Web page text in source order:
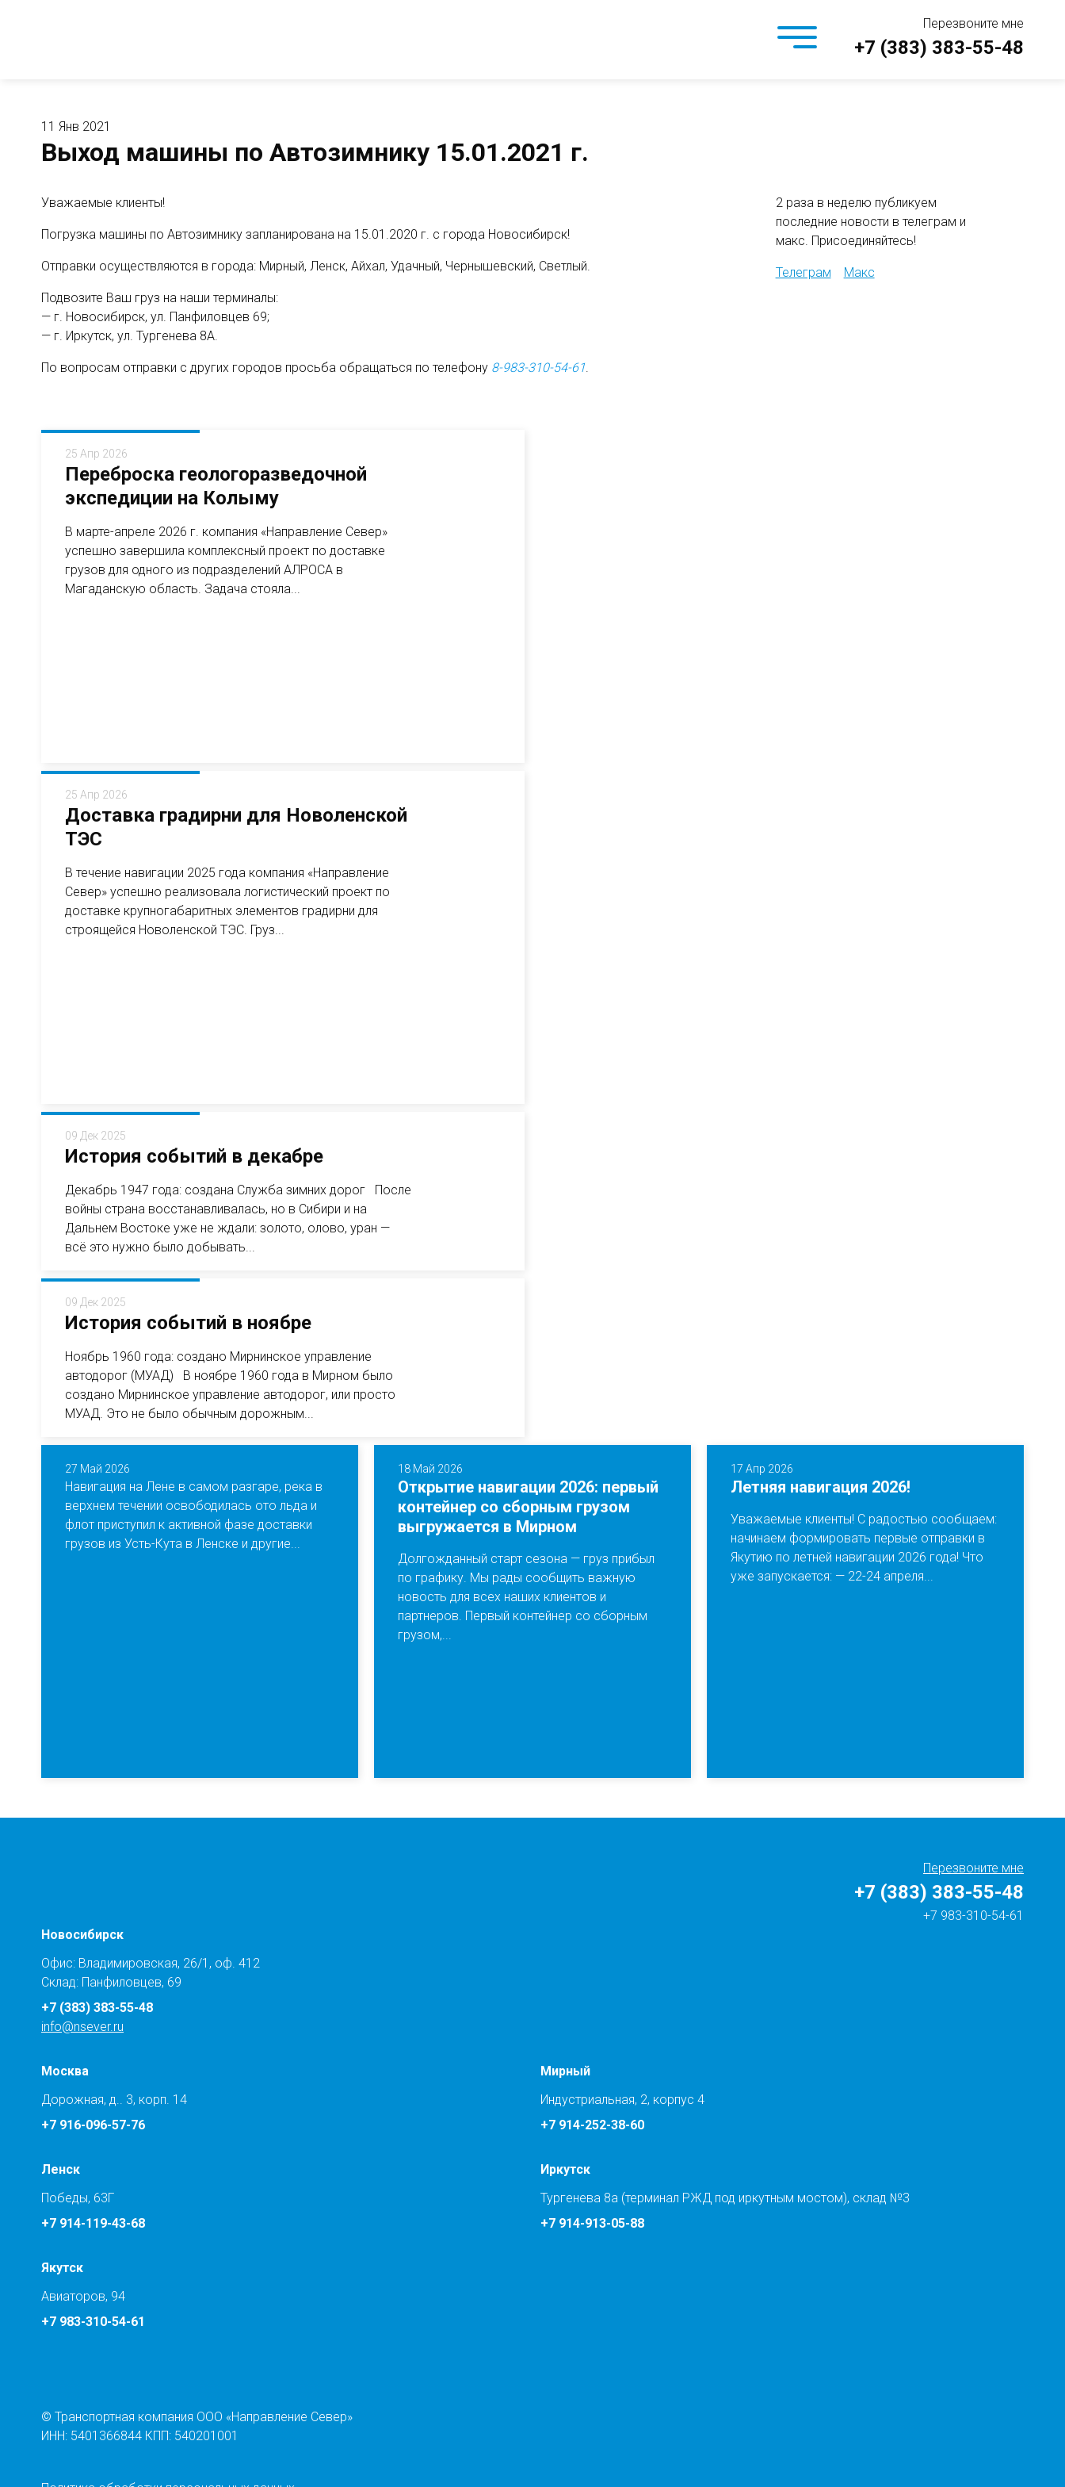
Перезвоните мне
+7 (383) 383-55-48
11 Янв 2021
Выход машины по Автозимнику 15.01.2021 г.
Уважаемые клиенты!
Погрузка машины по Автозимнику запланирована на 15.01.2020 г. с города Новосибирск!
Отправки осуществляются в города: Мирный, Ленск, Айхал, Удачный, Чернышевский, Светлый.
Подвозите Ваш груз на наши терминалы:
— г. Новосибирск, ул. Панфиловцев 69;
— г. Иркутск, ул. Тургенева 8А.
По вопросам отправки с других городов просьба обращаться по телефону 8-983-310-54-61.
2 раза в неделю публикуем
последние новости в телеграм и
макс. Присоединяйтесь!
Телеграм Макс
25 Апр 2026
Переброска геологоразведочной
экспедиции на Колыму
В марте-апреле 2026 г. компания «Направление Север»
успешно завершила комплексный проект по доставке
грузов для одного из подразделений АЛРОСА в
Магаданскую область. Задача стояла...
25 Апр 2026
Доставка градирни для Новоленской
ТЭС
В течение навигации 2025 года компания «Направление
Север» успешно реализовала логистический проект по
доставке крупногабаритных элементов градирни для
строящейся Новоленской ТЭС. Груз...
09 Дек 2025
История событий в декабре
Декабрь 1947 года: создана Служба зимних дорог После
войны страна восстанавливалась, но в Сибири и на
Дальнем Востоке уже не ждали: золото, олово, уран —
всё это нужно было добывать...
09 Дек 2025
История событий в ноябре
Ноябрь 1960 года: создано Мирнинское управление
автодорог (МУАД) В ноябре 1960 года в Мирном было
создано Мирнинское управление автодорог, или просто
МУАД. Это не было обычным дорожным...
27 Май 2026
Навигация на Лене в самом разгаре, река в
верхнем течении освободилась ото льда и
флот приступил к активной фазе доставки
грузов из Усть-Кута в Ленске и другие...
18 Май 2026
Открытие навигации 2026: первый
контейнер со сборным грузом
выгружается в Мирном
Долгожданный старт сезона — груз прибыл
по графику. Мы рады сообщить важную
новость для всех наших клиентов и
партнеров. Первый контейнер со сборным
грузом,...
17 Апр 2026
Летняя навигация 2026!
Уважаемые клиенты! С радостью сообщаем:
начинаем формировать первые отправки в
Якутию по летней навигации 2026 года! Что
уже запускается: — 22-24 апреля...
Перезвоните мне
+7 (383) 383-55-48
+7 983-310-54-61
Новосибирск
Офис: Владимировская, 26/1, оф. 412
Склад: Панфиловцев, 69
+7 (383) 383-55-48
info@nsever.ru
Москва
Дорожная, д.. 3, корп. 14
+7 916-096-57-76
Мирный
Индустриальная, 2, корпус 4
+7 914-252-38-60
Ленск
Победы, 63Г
+7 914-119-43-68
Иркутск
Тургенева 8а (терминал РЖД под иркутным мостом), склад №3
+7 914-913-05-88
Якутск
Авиаторов, 94
+7 983-310-54-61
© Транспортная компания ООО «Направление Север»
ИНН: 5401366844 КПП: 540201001